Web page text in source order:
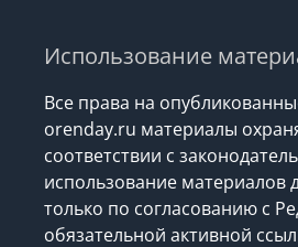
Использование
Все права на
orenday.ru материалы
соответствии с
использование материалов
только по согласованию с
обязательной активной